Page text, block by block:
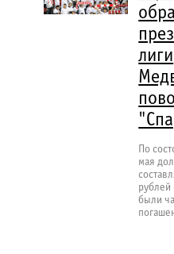
лиги
По
мая
рублей
были